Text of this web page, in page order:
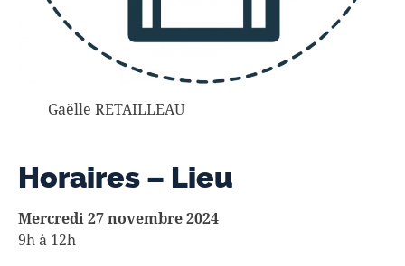
Gaëlle RETAILLEAU
Horaires – Lieu
Mercredi 27 novembre 2024
9h à 12h